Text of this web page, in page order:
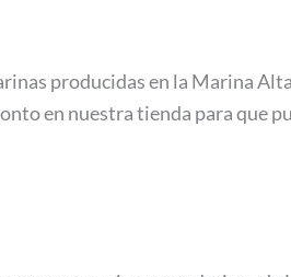
producidas en la Marina
en nuestra tienda para que